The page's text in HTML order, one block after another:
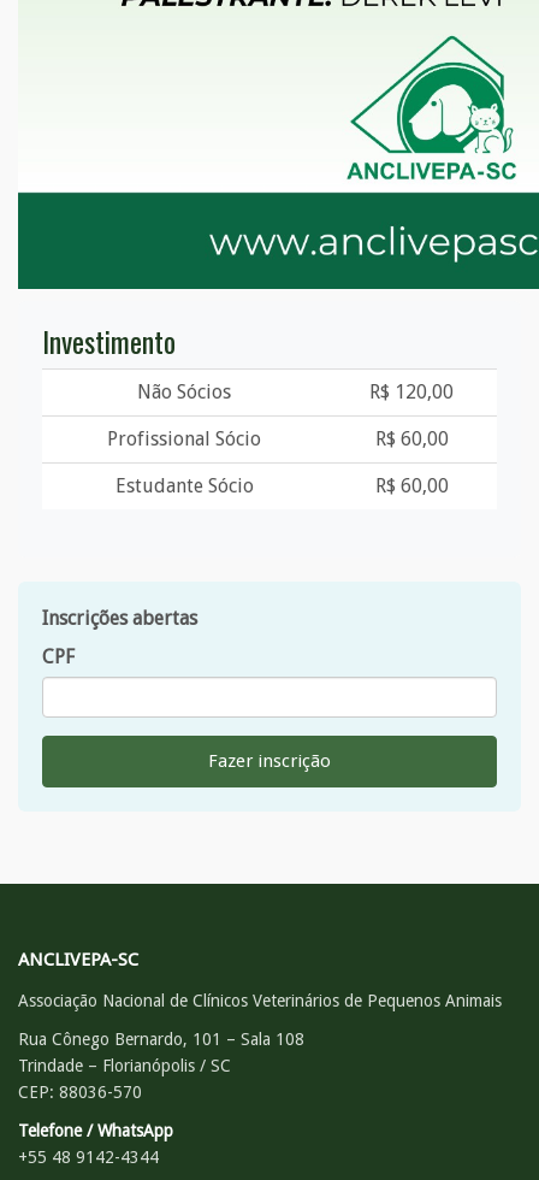
Investimento
Não Sócios R$ 120,00
Profissional Sócio R$ 60,00
Estudante Sócio R$ 60,00
Inscrições abertas
CPF
Fazer inscrição
ANCLIVEPA-SC
Associação Nacional de Clínicos Veterinários de Pequenos Animais
Rua Cônego Bernardo, 101 – Sala 108
Trindade – Florianópolis / SC
CEP: 88036-570
Telefone / WhatsApp
+55 48 9142-4344